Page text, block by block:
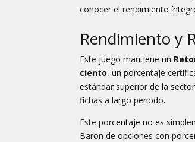
conocer el rendimiento
Rendimiento y
Este juego mantiene un
ciento, un porcentaje
estándar superior de la
fichas a largo periodo.
Este porcentaje no es
Baron de opciones con